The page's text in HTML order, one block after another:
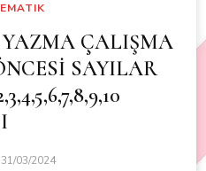
YAZMA ÇALIŞMA
SAYILAR
31/03/2024